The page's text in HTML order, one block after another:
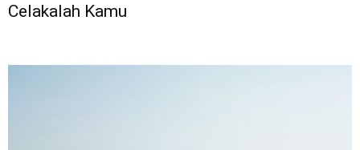
Celakalah Kamu